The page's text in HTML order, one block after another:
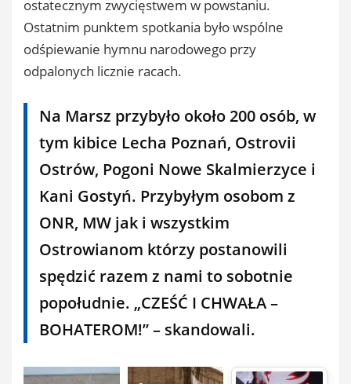
ostatecznym zwycięstwem w powstaniu.
Ostatnim punktem spotkania było wspólne
odśpiewanie hymnu narodowego przy
odpalonych licznie racach.
Na Marsz przybyło około 200 osób, w
tym kibice Lecha Poznań, Ostrovii
Ostrów, Pogoni Nowe Skalmierzyce i
Kani Gostyń. Przybyłym osobom z
ONR, MW jak i wszystkim
Ostrowianom którzy postanowili
spędzić razem z nami to sobotnie
popołudnie. „CZEŚĆ I CHWAŁA –
BOHATEROM!” – skandowali.